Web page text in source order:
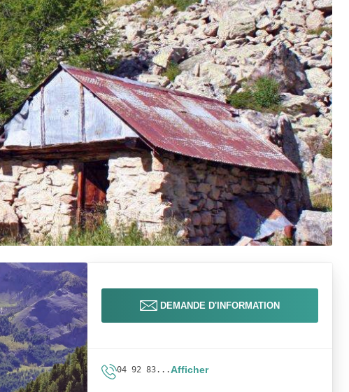
DEMANDE D'INFORMATION
04 92 83...Afficher